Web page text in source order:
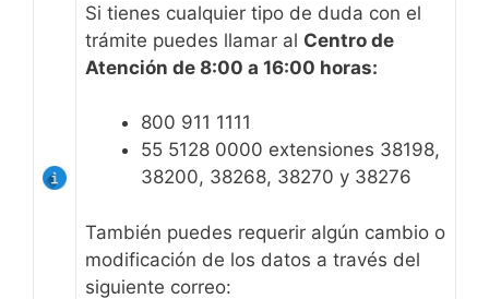
Si tienes cualquier tipo de duda con el
trámite puedes llamar al Centro de
Atención de 8:00 a 16:00 horas:
800 911 1111
55 5128 0000 extensiones 38198,
38200, 38268, 38270 y 38276
También puedes requerir algún cambio o
modificación de los datos a través del
siguiente correo: